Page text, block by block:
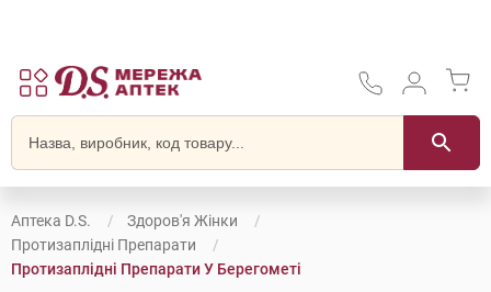
Аптека D.S.
Здоров'я Жінки
Протизаплідні Препарати
Протизаплідні Препарати У Берегометі